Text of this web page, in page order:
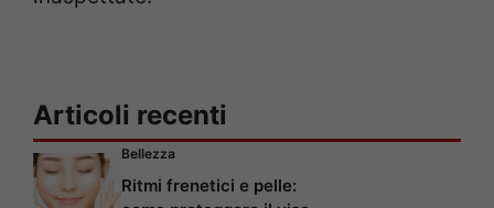
Articoli recenti
Bellezza
Ritmi frenetici e pelle: